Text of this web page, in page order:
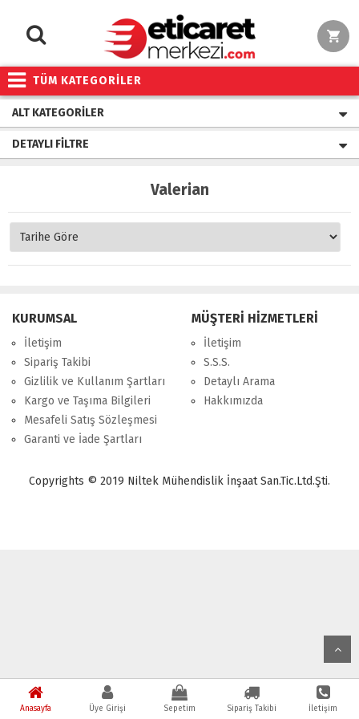
TÜM KATEGORİLER
Anasayfa Üye Girişi Sepetim Sipariş Takibi İletişim
ALT KATEGORILER
DETAYLI FILTRE
Valerian
KURUMSAL
İletişim
Sipariş Takibi
Gizlilik ve Kullanım Şartları
Kargo ve Taşıma Bilgileri
Mesafeli Satış Sözleşmesi
Garanti ve İade Şartları
MÜŞTERİ HİZMETLERİ
İletişim
S.S.S.
Detaylı Arama
Hakkımızda
Copyrights © 2019 Niltek Mühendislik İnşaat San.Tic.Ltd.Şti.